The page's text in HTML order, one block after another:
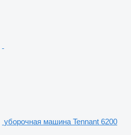
уборочная машина Tennant 6200